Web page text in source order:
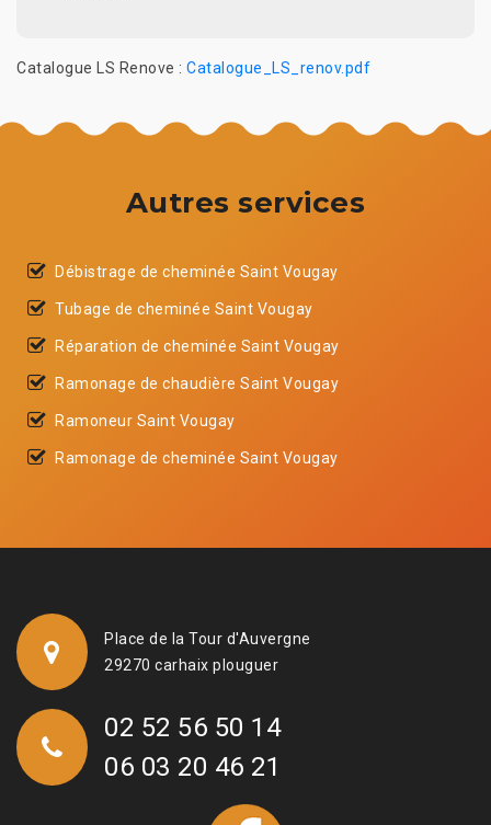
Catalogue LS Renove : Catalogue_LS_renov.pdf
Autres services
Débistrage de cheminée Saint Vougay
Tubage de cheminée Saint Vougay
Réparation de cheminée Saint Vougay
Ramonage de chaudière Saint Vougay
Ramoneur Saint Vougay
Ramonage de cheminée Saint Vougay
Place de la Tour d'Auvergne
29270 carhaix plouguer
02 52 56 50 14
06 03 20 46 21